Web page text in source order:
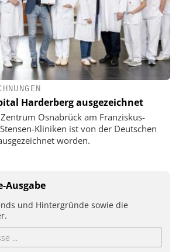
Harderberg ausgezeichnet
Osnabrück am Franziskus-
Kliniken ist von der Deutschen
worden.
Ausgabe
und Hintergründe sowie die